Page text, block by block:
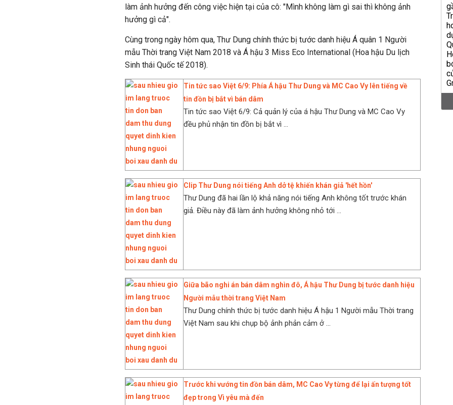
làm ảnh hưởng đến công việc hiện tại của cô: "Mình không làm gì sai thì không ảnh
hưởng gì cả".
Cùng trong ngày hôm qua, Thư Dung chính thức bị tước danh hiệu Á quân 1 Người
mẫu Thời trang Việt Nam 2018 và Á hậu 3 Miss Eco International (Hoa hậu Du lịch
Sinh thái Quốc tế 2018).
Tin tức sao Việt 6/9: Phía Á hậu Thư Dung và MC Cao Vy lên tiếng về
tin đồn bị bắt vì bán dâm
Tin tức sao Việt 6/9: Cả quản lý của á hậu Thư Dung và MC Cao Vy
đều phủ nhận tin đồn bị bắt vì ...
Clip Thư Dung nói tiếng Anh dở tệ khiến khán giả 'hết hồn'
Thư Dung đã hai lần lộ khả năng nói tiếng Anh không tốt trước khán
giả. Điều này đã làm ảnh hưởng không nhỏ tới ...
Giữa bão nghi án bán dâm nghìn đô, Á hậu Thư Dung bị tước danh hiệu
Người mẫu thời trang Việt Nam
Thư Dung chính thức bị tước danh hiệu Á hậu 1 Người mẫu Thời trang
Việt Nam sau khi chụp bộ ảnh phản cảm ở ...
Trước khi vướng tin đồn bán dâm, MC Cao Vy từng để lại ấn tượng tốt
đẹp trong Vì yêu mà đến